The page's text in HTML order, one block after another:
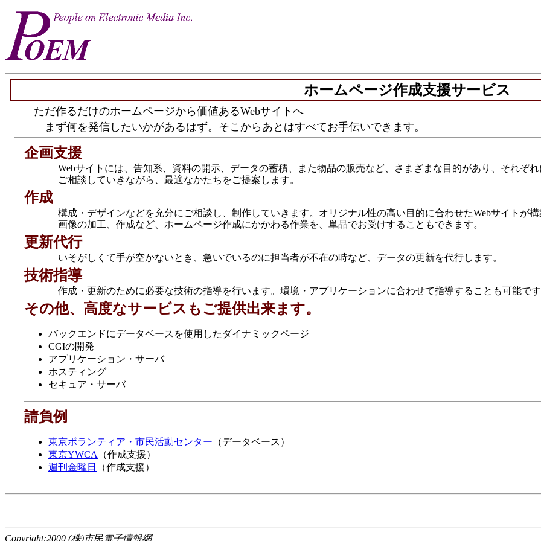
ホームページ作成支援サービス
ただ作るだけのホームページから価値あるWebサイトへ
まず何を発信したいかがあるはず。そこからあとはすべてお手伝いできます。
企画支援
Webサイトには、告知系、資料の開示、データの蓄積、また物品の販売など、さまざまな目的があり、それぞれ
ご相談していきながら、最適なかたちをご提案します。
作成
構成・デザインなどを充分にご相談し、制作していきます。オリジナル性の高い目的に合わせたWebサイトが構
画像の加工、作成など、ホームページ作成にかかわる作業を、単品でお受けすることもできます。
更新代行
いそがしくて手が空かないとき、急いでいるのに担当者が不在の時など、データの更新を代行します。
技術指導
作成・更新のために必要な技術の指導を行います。環境・アプリケーションに合わせて指導することも可能です
その他、高度なサービスもご提供出来ます。
バックエンドにデータベースを使用したダイナミックページ
CGIの開発
アプリケーション・サーバ
ホスティング
セキュア・サーバ
請負例
東京ボランティア・市民活動センター （データベース）
東京YWCA
（作成支援）
週刊金曜日
（作成支援）
Copyright:2000,(株)市民電子情報網